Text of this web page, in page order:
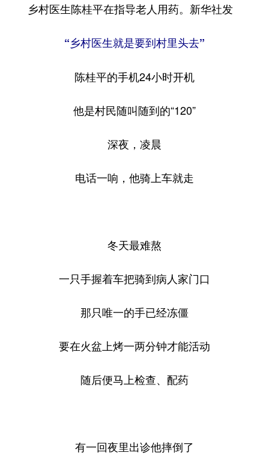
乡村医生陈桂平在指导老人用药。新华社发
“乡村医生就是要到村里头去”
陈桂平的手机24小时开机
他是村民随叫随到的“120”
深夜，凌晨
电话一响，他骑上车就走
冬天最难熬
一只手握着车把骑到病人家门口
那只唯一的手已经冻僵
要在火盆上烤一两分钟才能活动
随后便马上检查、配药
有一回夜里出诊他摔倒了